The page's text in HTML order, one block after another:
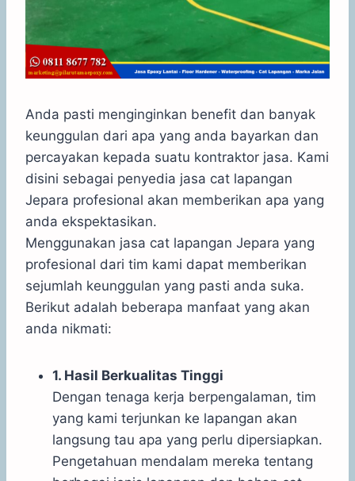
Anda pasti menginginkan benefit dan banyak
keunggulan dari apa yang anda bayarkan dan
percayakan kepada suatu kontraktor jasa. Kami
disini sebagai penyedia jasa cat lapangan
Jepara profesional akan memberikan apa yang
anda ekspektasikan.
Menggunakan jasa cat lapangan Jepara yang
profesional dari tim kami dapat memberikan
sejumlah keunggulan yang pasti anda suka.
Berikut adalah beberapa manfaat yang akan
anda nikmati:
1. Hasil Berkualitas Tinggi
Dengan tenaga kerja berpengalaman, tim
yang kami terjunkan ke lapangan akan
langsung tau apa yang perlu dipersiapkan.
Pengetahuan mendalam mereka tentang